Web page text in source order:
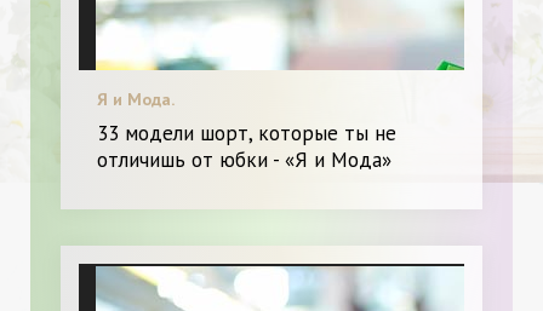
Я и Мода.
33 модели шорт, которые ты не
отличишь от юбки - «Я и Мода»